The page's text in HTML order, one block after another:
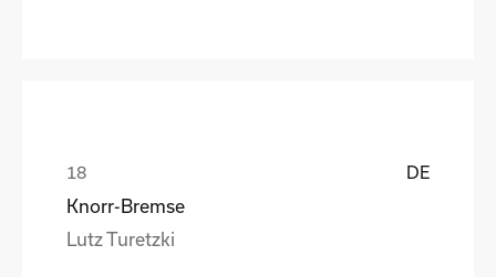
DE
Knorr-Bremse
Lutz Turetzki